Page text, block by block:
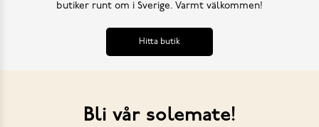
butiker runt om i Sverige. Varmt välkommen!
Hitta butik
Bli vår solemate!